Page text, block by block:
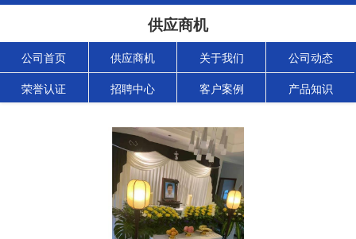
供应商机
公司首页 供应商机 关于我们 公司动态
荣誉认证 招聘中心 客户案例 产品知识